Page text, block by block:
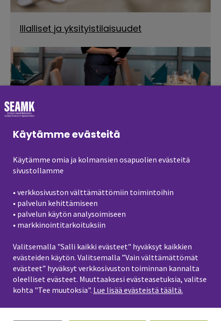
Illalliset ja yksityistilaisuudet
Avoinna
Käytämme evästeitä
Käytämme omia ja kolmansien osapuolien evästeitä
sivustollamme
• verkkosivuston välttämättömiin toimintoihin
• palvelun kehittämiseen
• palvelun käytön analysoimiseen
• markkinointitarkoituksiin
Valitsemalla "Salli kaikki evästeet" hyväksyt kaikkien
evästeiden käytön. Valitsemalla ”Vain välttämättömät
evästeet” hyväksyt verkkosivuston toiminnan kannalta
oleelliset evästeet. Muuttaaksesi evästeasetuksia, valitse
kohta "Tee muutoksia". Lue lisää evästeistä täältä.